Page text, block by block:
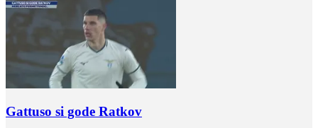
Gattuso si gode Ratkov